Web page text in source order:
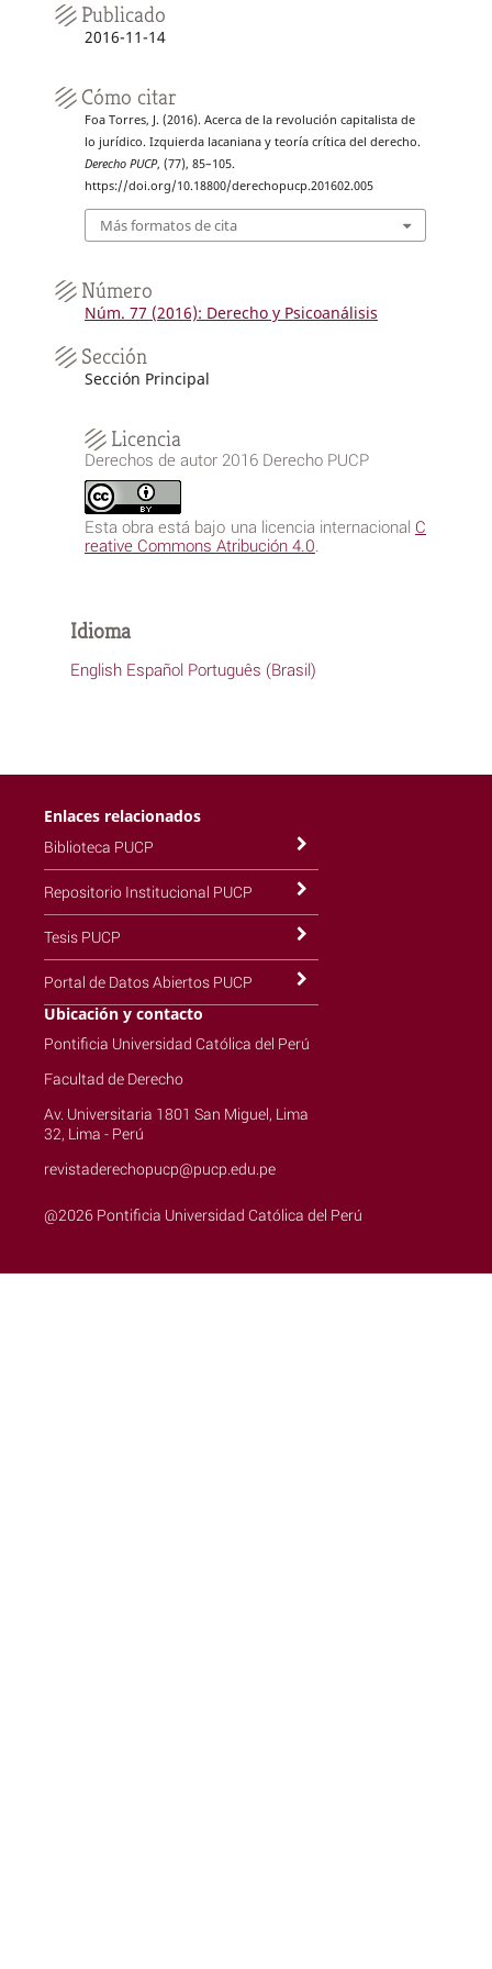
Publicado
2016-11-14
Cómo citar
Foa Torres, J. (2016). Acerca de la revolución capitalista de
lo jurídico. Izquierda lacaniana y teoría crítica del derecho.
Derecho PUCP, (77), 85–105.
https://doi.org/10.18800/derechopucp.201602.005
Más formatos de cita
Número
Núm. 77 (2016): Derecho y Psicoanálisis
Sección
Sección Principal
Licencia
Derechos de autor 2016 Derecho PUCP
Esta obra está bajo una licencia internacional C
reative Commons Atribución 4.0
Idioma
English Español Português (Brasil)
Enlaces relacionados
Biblioteca PUCP
Repositorio Institucional PUCP
Tesis PUCP
Portal de Datos Abiertos PUCP
Ubicación y contacto
Pontificia Universidad Católica del Perú
Facultad de Derecho
Av. Universitaria 1801 San Miguel, Lima
32, Lima - Perú
revistaderechopucp@pucp.edu.pe
@2026 Pontificia Universidad Católica del Perú